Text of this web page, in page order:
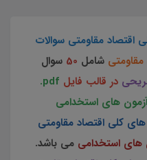
مقاومتی سوالات
شامل 50 سوال
در قالب فایل pdf.
های استخدامی
کلی اقتصاد مقاومتی
های استخدامی می باشد.